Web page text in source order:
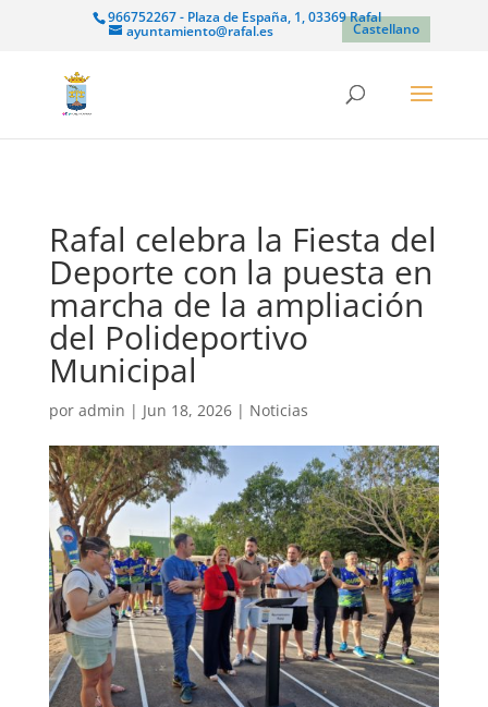
966752267 - Plaza de España, 1, 03369 Rafal
ayuntamiento@rafal.es Castellano
Rafal celebra la Fiesta del
Deporte con la puesta en
marcha de la ampliación
del Polideportivo
Municipal
por admin | Jun 18, 2026| Noticias